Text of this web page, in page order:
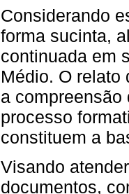
Considerando
forma sucinta,
continuada em
Médio. O relato
a
processo
constituem a
Visando
documentos,